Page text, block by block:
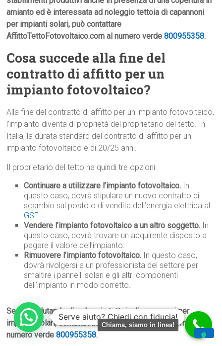
amianto ed è interessata ad noleggio tettoia di capannoni
per impianti solari, può contattare
AffittoTettoFotovoltaico.com al numero verde800955358.
Cosa succede alla fine del
contratto di affitto per un
impianto fotovoltaico?
Alla fine del contratto di affitto per un impianto fotovoltaico,
l’impianto diventa di proprietà del proprietario del tetto. In
Italia, la durata standard del contratto di affitto per un
impianto fotovoltaico è di 20/25 anni.
Il proprietario del tetto ha quindi tre opzioni:
Continuare a utilizzare l’impianto fotovoltaico. In
questo caso, dovrà stipulare un nuovo contratto di
scambio sul posto o di vendita dell’energia elettrica al
GSE.
Vendere l’impianto fotovoltaico a un altro soggetto. In
questo caso, dovrà trovare un acquirente disposto a
pagare il valore dell’impianto.
Rimuovere l’impianto fotovoltaico. In questo caso,
dovrà rivolgersi a un professionista del settore per
smaltire i pannelli solari e gli altri componenti
dell’impianto in modo corretto.
Se stai valutando di noleggio tettoia di capannoni per
impianti solari, contatta AffittoTettoFotovoltaico.com al
numero verde800955358.
Serve aiuto? Chiedi con fiducia!
Chiama, siamo in linea!